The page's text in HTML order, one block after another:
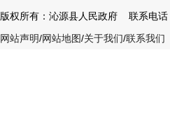
版权所有：沁源县人民政府 联系电
网站声明/网站地图/关于我们/联系我们